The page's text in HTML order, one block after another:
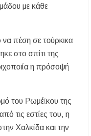
με κάθε
να πέση σε τούρκικα
στο σπίτι της
η πρόσοψή
του Ρωμέϊκου της
τις εστίες του, η
Χαλκίδα και την